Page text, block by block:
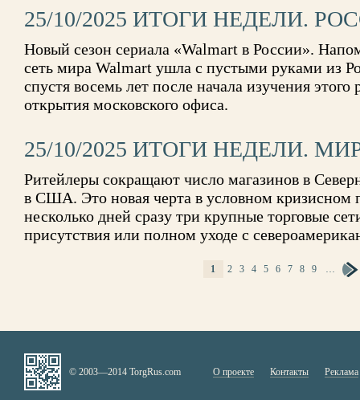
25/10/2025 ИТОГИ НЕДЕЛИ.
Новый сезон сериала «Walmart в России».
сеть мира Walmart ушла с пустыми руками из
спустя восемь лет после начала изучения
открытия московского офиса.
25/10/2025 ИТОГИ НЕДЕЛИ.
Ритейлеры сокращают число магазинов в
в США. Это новая черта в условном кризисном
несколько дней сразу три крупные торговые
присутствия или полном уходе с
1 2 3 4 5 6 7 8 9 …
© 2003—2014 TorgRus.com О проекте Контакты Реклама